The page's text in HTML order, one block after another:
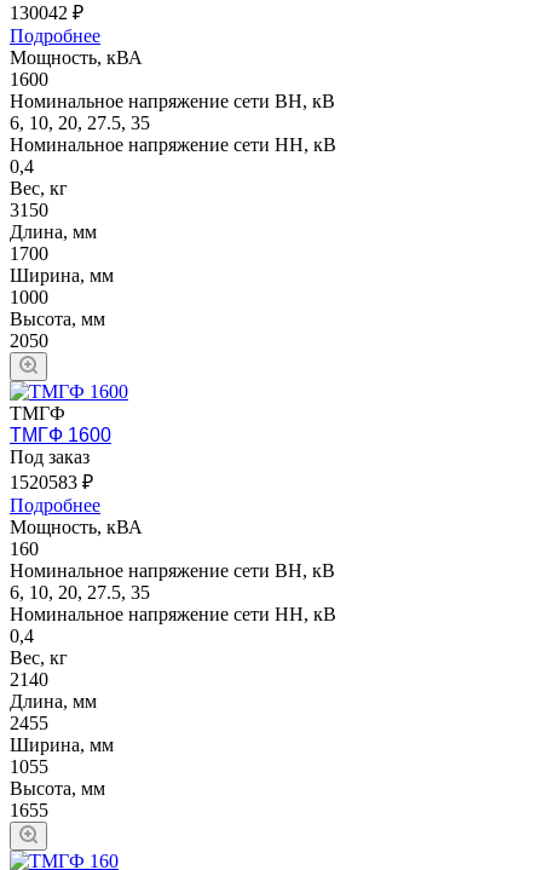
130042 ₽
Подробнее
Мощность, кВА
1600
Номинальное напряжение сети ВН, кВ
6, 10, 20, 27.5, 35
Номинальное напряжение сети НН, кВ
0,4
Вес, кг
3150
Длина, мм
1700
Ширина, мм
1000
Высота, мм
2050
ТМГФ
ТМГФ 1600
Под заказ
1520583 ₽
Подробнее
Мощность, кВА
160
Номинальное напряжение сети ВН, кВ
6, 10, 20, 27.5, 35
Номинальное напряжение сети НН, кВ
0,4
Вес, кг
2140
Длина, мм
2455
Ширина, мм
1055
Высота, мм
1655